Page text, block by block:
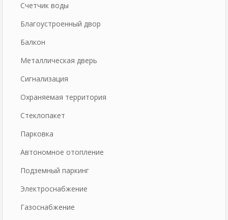
Счетчик воды
Благоустроенный двор
Балкон
Металлическая дверь
Сигнализация
Охраняемая территория
Стеклопакет
Парковка
Автономное отопление
Подземный паркинг
Электроснабжение
Газоснабжение